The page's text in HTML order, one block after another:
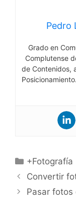
Pedro
Grado en
Complutense
de Contenidos,
Categorías
+Fotografía
Convertir
Pasar fotos